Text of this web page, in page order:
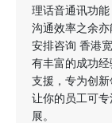
理话音通讯功
沟通效率之余
安排咨询 香港
有丰富的成功
支援，专为创
让你的员工可
展。